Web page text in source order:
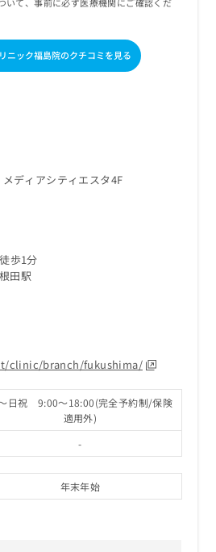
ニック福島院のクチコミを見る
ディアシティエスタ4F
歩1分
田駅
clinic/branch/fukushima/
日祝 9:00～18:00(完全予約制/保険
適用外)
-
年末年始